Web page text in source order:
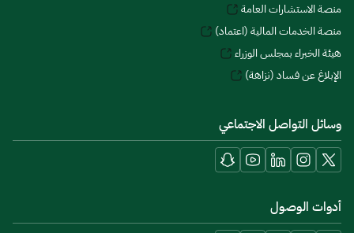
منصة الاستشارات العامة
منصة الخدمات المالية (اعتماد)
هيئة الخبراء بمجلس الوزراء
الإبلاغ عن فساد (نزاهة)
وسائل التواصل الاجتماعي
أدوات الوصول